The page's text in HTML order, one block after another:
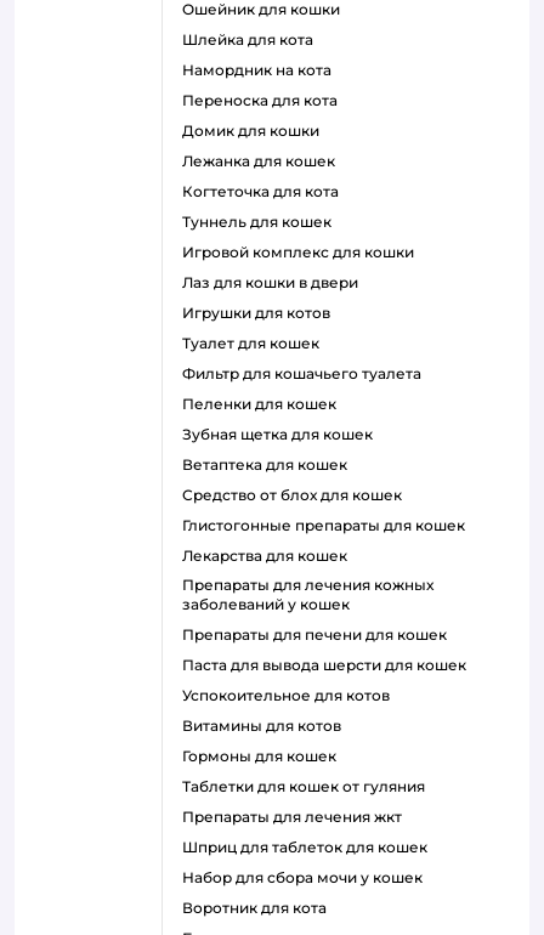
ошейник для кошки
шлейка для кота
намордник на кота
переноска для кота
домик для кошки
лежанка для кошек
когтеточка для кота
туннель для кошек
игровой комплекс для кошки
лаз для кошки в двери
игрушки для котов
туалет для кошек
фильтр для кошачьего туалета
пеленки для кошек
зубная щетка для кошек
ветаптека для кошек
средство от блох для кошек
глистогонные препараты для кошек
лекарства для кошек
препараты для лечения кожных
заболеваний у кошек
препараты для печени для кошек
паста для вывода шерсти для кошек
успокоительное для котов
витамины для котов
гормоны для кошек
таблетки для кошек от гуляния
препараты для лечения жкт
шприц для таблеток для кошек
набор для сбора мочи у кошек
воротник для кота